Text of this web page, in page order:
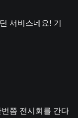
서비스네요! 기
쯤 전시회를 간다